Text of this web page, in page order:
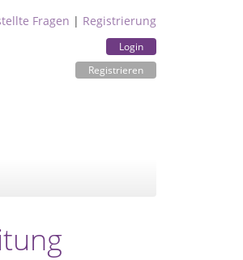
Fragen | Registrierung
Login
Registrieren